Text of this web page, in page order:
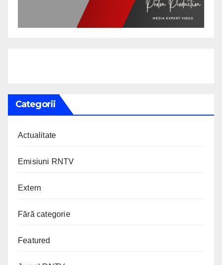
Categorii
Actualitate
Emisiuni RNTV
Extern
Fără categorie
Featured